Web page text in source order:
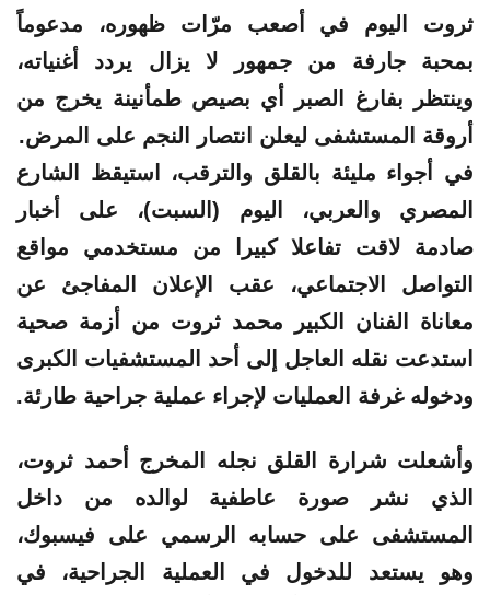
ثروت اليوم في أصعب مرّات ظهوره، مدعوماً
بمحبة جارفة من جمهور لا يزال يردد أغنياته،
وينتظر بفارغ الصبر أي بصيص طمأنينة يخرج من
أروقة المستشفى ليعلن انتصار النجم على المرض.
في أجواء مليئة بالقلق والترقب، استيقظ الشارع
المصري والعربي، اليوم (السبت)، على أخبار
صادمة لاقت تفاعلا كبيرا من مستخدمي مواقع
التواصل الاجتماعي، عقب الإعلان المفاجئ عن
معاناة الفنان الكبير محمد ثروت من أزمة صحية
استدعت نقله العاجل إلى أحد المستشفيات الكبرى
ودخوله غرفة العمليات لإجراء عملية جراحية طارئة.
وأشعلت شرارة القلق نجله المخرج أحمد ثروت،
الذي نشر صورة عاطفية لوالده من داخل
المستشفى على حسابه الرسمي على فيسبوك،
وهو يستعد للدخول في العملية الجراحية، في